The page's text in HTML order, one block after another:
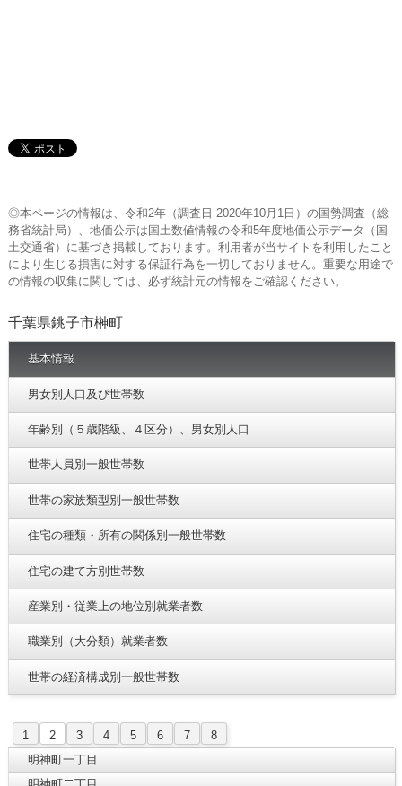
◎本ページの情報は、令和2年（調査日 2020年10月1日）の国勢調査（総
務省統計局）、地価公示は国土数値情報の令和5年度地価公示データ（国
土交通省）に基づき掲載しております。利用者が当サイトを利用したこと
により生じる損害に対する保証行為を一切しておりません。重要な用途で
の情報の収集に関しては、必ず統計元の情報をご確認ください。
千葉県銚子市榊町
基本情報
男女別人口及び世帯数
年齢別（５歳階級、４区分）、男女別人口
世帯人員別一般世帯数
世帯の家族類型別一般世帯数
住宅の種類・所有の関係別一般世帯数
住宅の建て方別世帯数
産業別・従業上の地位別就業者数
職業別（大分類）就業者数
世帯の経済構成別一般世帯数
1 2 3 4 5 6 7
8
明神町一丁目